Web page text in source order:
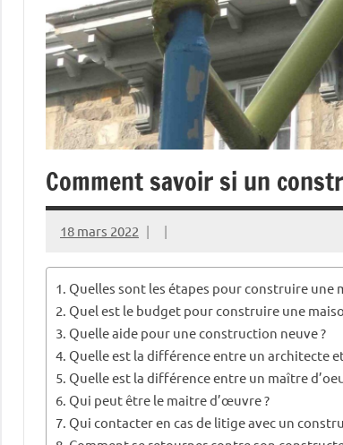
Comment savoir si un
18 mars 2022
Quelles sont les étapes pour construire une
Quel est le budget pour construire une
Quelle aide pour une construction neuve ?
Quelle est la différence entre un architecte
Quelle est la différence entre un maître
Qui peut être le maitre d’œuvre ?
Qui contacter en cas de litige avec un